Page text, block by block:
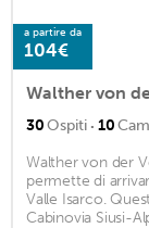
a partire da
104€
Walther von
30Ospiti · 10
Walther von der
permette di
Valle Isarco.
Cabinovia Siusi-